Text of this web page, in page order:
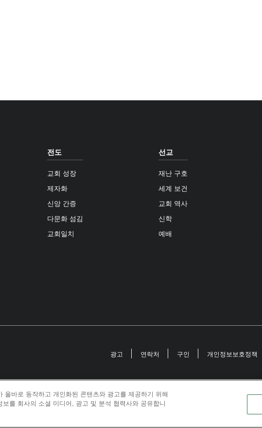
전도
교회 성장
제자화
신앙 간증
다문화 섬김
교회일치
선교
재난 구호
세계 보건
교회 역사
신학
예배
광고 연락처 구인 개인정보보호정책
Methodist Communications is an agency of The United
United Methodist Communications. All Rights Reserved
바로 동작하고 개인화된 콘텐츠와 광고를 제공하기 위해
를 회사의 소셜 미디어, 광고 및 분석 협력사와 공유합니